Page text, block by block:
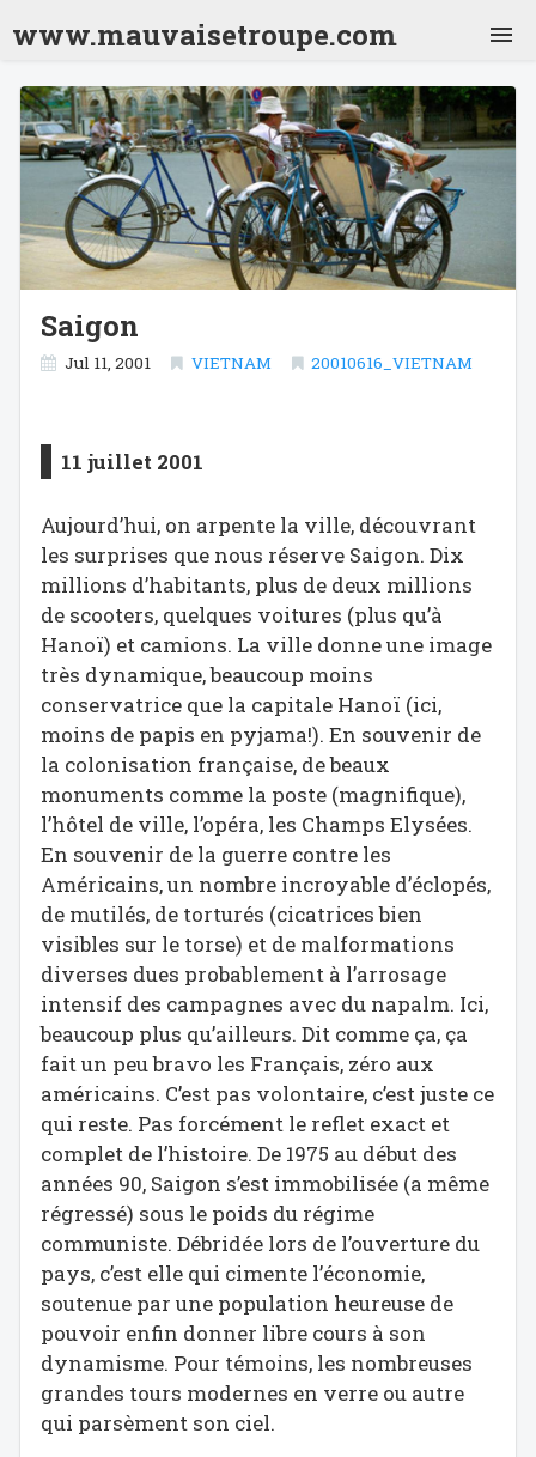
www.mauvaisetroupe.com
Inde 2001 (2)
Thailande 2001
Laos 2001
Vietnam 2001
Cambodge 2001
Thailande 2001 (2)
Japon 2001
Chili 2001
Argentine 2001
Bolivie 2001
Bresil 2001
Mexique 2001
Crête 2009
Turquie 2010
Saigon
Jul 11, 2001 VIETNAM 20010616_VIETNAM
11 juillet 2001
Aujourd’hui, on arpente la ville, découvrant
les surprises que nous réserve Saigon. Dix
millions d’habitants, plus de deux millions
de scooters, quelques voitures (plus qu’à
Hanoï) et camions. La ville donne une image
très dynamique, beaucoup moins
conservatrice que la capitale Hanoï (ici,
moins de papis en pyjama!). En souvenir de
la colonisation française, de beaux
monuments comme la poste (magnifique),
l’hôtel de ville, l’opéra, les Champs Elysées.
En souvenir de la guerre contre les
Américains, un nombre incroyable d’éclopés,
de mutilés, de torturés (cicatrices bien
visibles sur le torse) et de malformations
diverses dues probablement à l’arrosage
intensif des campagnes avec du napalm. Ici,
beaucoup plus qu’ailleurs. Dit comme ça, ça
fait un peu bravo les Français, zéro aux
américains. C’est pas volontaire, c’est juste ce
qui reste. Pas forcément le reflet exact et
complet de l’histoire. De 1975 au début des
années 90, Saigon s’est immobilisée (a même
régressé) sous le poids du régime
communiste. Débridée lors de l’ouverture du
pays, c’est elle qui cimente l’économie,
soutenue par une population heureuse de
pouvoir enfin donner libre cours à son
dynamisme. Pour témoins, les nombreuses
grandes tours modernes en verre ou autre
qui parsèment son ciel.